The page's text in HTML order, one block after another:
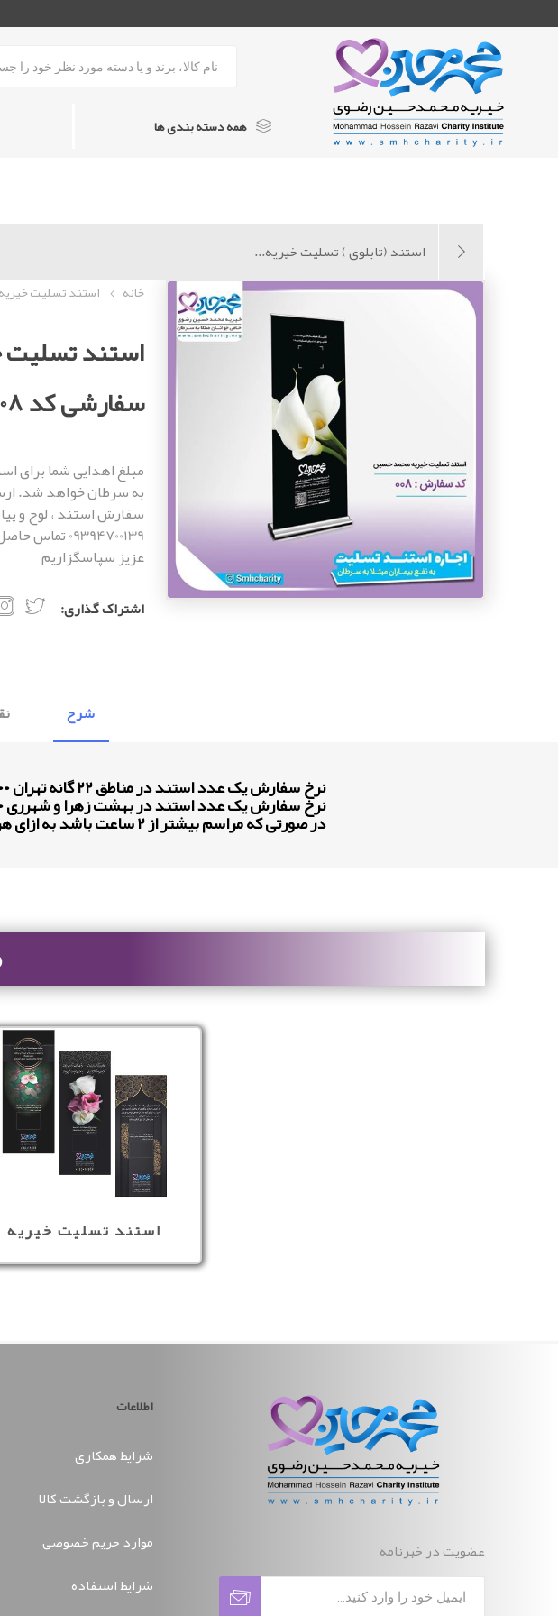
همه دسته بندی ها
استند (تابلوی ) تسلیت خیریه...
خانه استند تسلیت خیریه
استند تسلیت
سفارشی کد 008
مبلغ اهدایی شما برای
به سرطان خواهد شد.
سفارش استند ، لوح و
عزیز سپاسگزاریم
اشتراک گذاری:
شرح
نرخ سفارش یک عدد استند در مناطق ۲۲ گانه تهران ۱/۴۰۰/۰۰۰ تومان
نرخ سفارش یک عدد استند در بهشت زهرا و شهرری ۱/۶۰۰/۰۰۰ تومان
در صورتی که مراسم بیشتر از ۲ ساعت باشد به ازای هر ساعت ۷۰/۰۰۰ تومان به مبلغ فوق اضافه میشود .
استند تسلیت خیریه
عضویت در خبرنامه
اطلاعات
شرایط همکاری
ارسال و بازگشت کالا
موارد حریم خصوصی
شرایط استفاده